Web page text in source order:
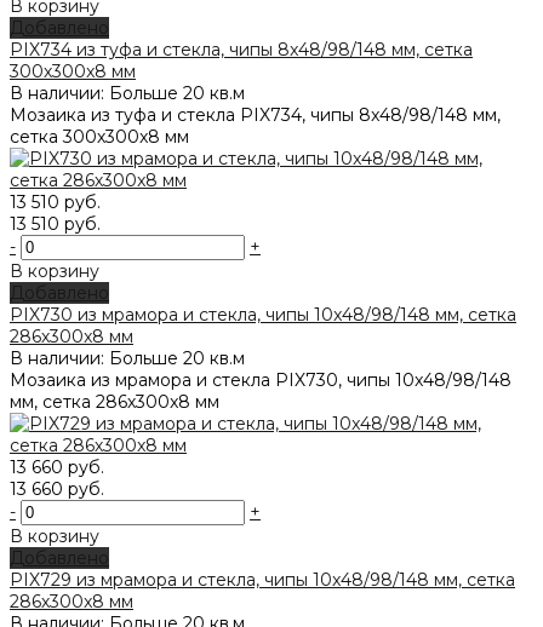
В корзину
Добавлено
PIX734 из туфа и стекла, чипы 8x48/98/148 мм, сетка
300х300x8 мм
В наличии: Больше 20 кв.м
Мозаика из туфа и стекла PIX734, чипы 8x48/98/148 мм,
сетка 300х300x8 мм
13 510 руб.
13 510 руб.
-
+
В корзину
Добавлено
PIX730 из мрамора и стекла, чипы 10x48/98/148 мм, сетка
286х300x8 мм
В наличии: Больше 20 кв.м
Мозаика из мрамора и стекла PIX730, чипы 10x48/98/148
мм, сетка 286х300x8 мм
13 660 руб.
13 660 руб.
-
+
В корзину
Добавлено
PIX729 из мрамора и стекла, чипы 10x48/98/148 мм, сетка
286х300x8 мм